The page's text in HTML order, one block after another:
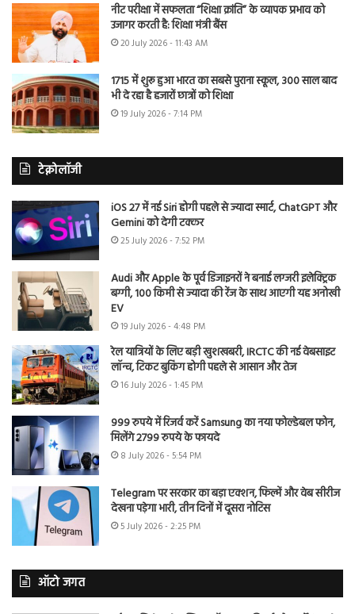
नीट परीक्षा में सफलता “शिक्षा क्रांति” के व्यापक प्रभाव को
उजागर करती है: शिक्षा मंत्री बैंस
20 July 2026 - 11:43 AM
1715 में शुरू हुआ भारत का सबसे पुराना स्कूल, 300 साल बाद
भी दे रहा है हजारों छात्रों को शिक्षा
19 July 2026 - 7:14 PM
टेक्नोलॉजी
iOS 27 में नई Siri होगी पहले से ज्यादा स्मार्ट, ChatGPT और
Gemini को देगी टक्कर
25 July 2026 - 7:52 PM
Audi और Apple के पूर्व डिजाइनरों ने बनाई लग्जरी इलेक्ट्रिक
बग्गी, 100 किमी से ज्यादा की रेंज के साथ आएगी यह अनोखी
EV
19 July 2026 - 4:48 PM
रेल यात्रियों के लिए बड़ी खुशखबरी, IRCTC की नई वेबसाइट
लॉन्च, टिकट बुकिंग होगी पहले से आसान और तेज
16 July 2026 - 1:45 PM
999 रुपये में रिजर्व करें Samsung का नया फोल्डेबल फोन,
मिलेंगे 2799 रुपये के फायदे
8 July 2026 - 5:54 PM
Telegram पर सरकार का बड़ा एक्शन, फिल्में और वेब सीरीज
देखना पड़ेगा भारी, तीन दिनों में दूसरा नोटिस
5 July 2026 - 2:25 PM
ऑटो जगत